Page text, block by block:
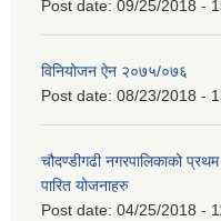
Post date: 09/25/2018 -
विनियोजन ऐन २०७५/०७६
Post date: 08/23/2018 -
चौदण्डीगढी नगरपालिकाको
पारित योजनाहरु
Post date: 04/25/2018 -